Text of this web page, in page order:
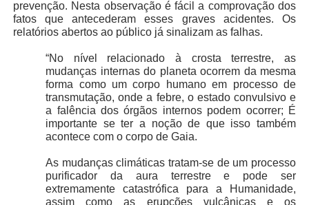
prevenção. Nesta observação é fácil a comprovação dos
fatos que antecederam esses graves acidentes. Os
relatórios abertos ao público já sinalizam as falhas.
“No nível relacionado à crosta terrestre, as
mudanças internas do planeta ocorrem da mesma
forma como um corpo humano em processo de
transmutação, onde a febre, o estado convulsivo e
a falência dos órgãos internos podem ocorrer; É
importante se ter a noção de que isso também
acontece com o corpo de Gaia.
As mudanças climáticas tratam-se de um processo
purificador da aura terrestre e pode ser
extremamente catastrófica para a Humanidade,
assim como as erupções vulcânicas e os